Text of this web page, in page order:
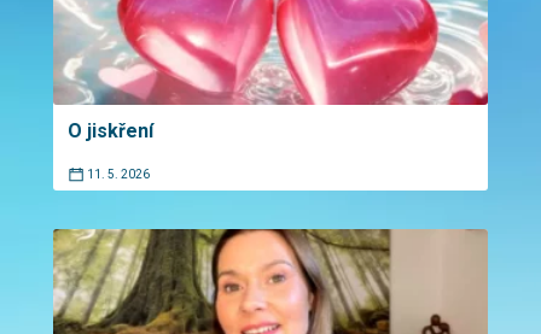
O jiskření
11. 5. 2026